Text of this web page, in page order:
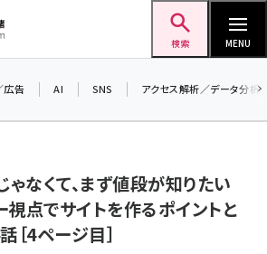
検索 MENU
広告 AI SNS アクセス解析／データ分析
ゃなくて、まず値段が知りたい
点でサイトを作るポイントと
［4ページ目］
生成
▼申